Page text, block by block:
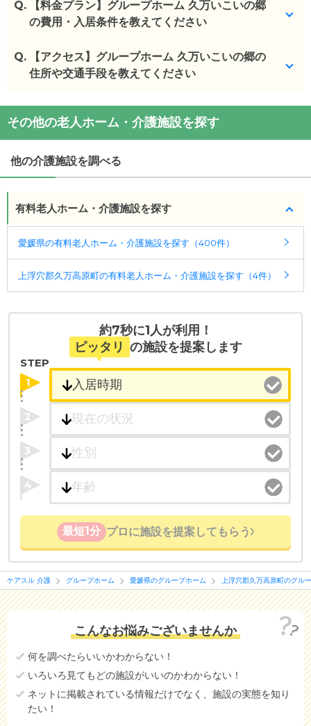
グループホーム 久万いこいの郷を見学した方の口コ
ミを確認できます。
グループホーム 久万いこいの郷の口コミ
・同町の他の施設も見学して、スタッフの優しさは
一番だったが、古...
地の立地の割には...
・ 昔から暮らしてる場所で入居出来る場所が場所変
・経験豊富な入居相談員が完全無料で施設探しをサ
入居相談：
0120-579-721 （無料）
・全国10000件の介護施設情報を掲載
ことができます。
・こだわりの条件や医療体制から施設を探せる
たとえば「カラオケ」「麻雀」が楽しめる施設、
「夫婦入居可」の施設、「看取り可」の施設など、
医療・看護体制から施設を探すこともできます。
Q.
【料金プラン】グループホーム 久万いこいの郷
の費用・入居条件を教えてください
グループホーム 久万いこいの郷の入居金・月額料金
は次のとおりです。
・月額費用が7万円
・要介護度：要支援2、要介護1、要介護2、要介護
・認知症：受け入れ可
ケアスル 介護では詳細な料金プランをご確認頂けま
す。詳しくはこちら 。
◎ケアスル 介護の3つの特徴
ポート
入居相談：0120-579-721（無料）
受付時間：10：00～19：00
・全国10000件の介護施設情報を掲載
幅広い選択肢の中から、条件にあった施設を選ぶ
ことができます。
・こだわりの条件や医療体制から施設を探せる
たとえば「カラオケ」「麻雀」が楽しめる施設、
「夫婦入居可」の施設、「看取り可」の施設など、
医療・看護体制から施設を探すこともできます。
Q.
【アクセス】グループホーム 久万いこいの郷の
住所や交通手段を教えてください
グループホーム 久万いこいの郷の交通アクセス
・住所：愛媛県上浮穴郡久万高原町入野1726-5
その他の老人ホーム・介護施設を探す
他の介護施設を調べる
有料老人ホーム・介護施設を探す
愛媛県の有料老人ホーム・介護施設を探す（400件）
上浮穴郡久万高原町の有料老人ホーム・介護施設を探す（4件）
約7秒に1人が利用！
ピッタリ の施設を提案します
STEP
1
2
3
4
最短1分 プロに施設を提案してもらう
ケアスル 介護 グループホーム 愛媛県のグループホーム 上浮穴郡久万高原町のグル
こんなお悩みございませんか
何を調べたらいいかわからない！
いろいろ見てもどの施設がいいのかわからない！
ネットに掲載されている情報だけでなく、施設の実態を知り
たい！